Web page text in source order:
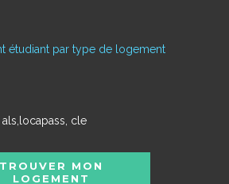
étudiant par type de logement
cle
TROUVER MON
LOGEMENT